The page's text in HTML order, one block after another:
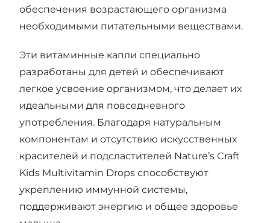
обеспечения возрастающего организма
необходимыми питательными веществами.
Эти витаминные капли специально
разработаны для детей и обеспечивают
легкое усвоение организмом, что делает их
идеальными для повседневного
употребления. Благодаря натуральным
компонентам и отсутствию искусственных
красителей и подсластителей Nature’s Craft
Kids Multivitamin Drops способствуют
укреплению иммунной системы,
поддерживают энергию и общее здоровье